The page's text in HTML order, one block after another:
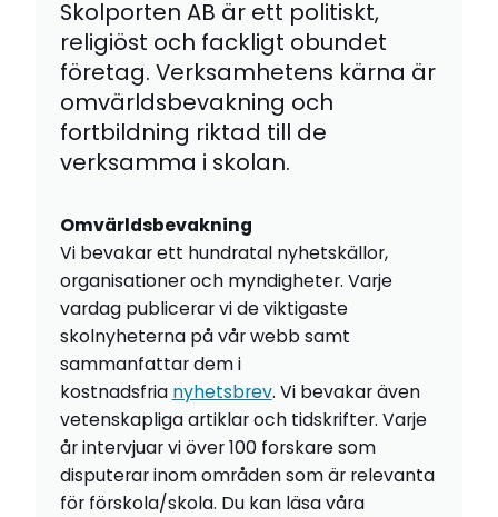
Skolporten AB är ett politiskt,
religiöst och fackligt obundet
företag. Verksamhetens kärna är
omvärldsbevakning och
fortbildning riktad till de
verksamma i skolan.
Omvärldsbevakning
Vi bevakar ett hundratal nyhetskällor,
organisationer och myndigheter. Varje
vardag publicerar vi de viktigaste
skolnyheterna på vår webb samt
sammanfattar dem i
kostnadsfria nyhetsbrev. Vi bevakar även
vetenskapliga artiklar och tidskrifter. Varje
år intervjuar vi över 100 forskare som
disputerar inom områden som är relevanta
för förskola/skola. Du kan läsa våra